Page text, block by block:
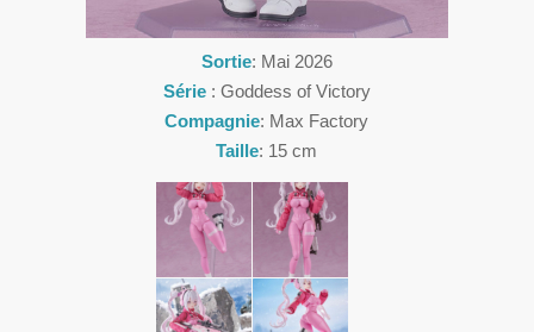
Sortie: Mai 2026
Série: Goddess of Victory
Compagnie: Max Factory
Taille: 15 cm